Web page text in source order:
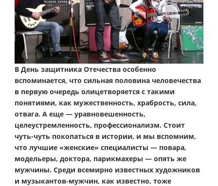
В День защитника Отечества особенно
вспоминается, что сильная половина человечества
в первую очередь олицетворяется с такими
понятиями, как мужественность, храбрость, сила,
отвага. А еще — уравновешенность,
целеустремленность, профессионализм. Стоит
чуть-чуть покопаться в истории, и мы вспомним,
что лучшие «женские» специалисты — повара,
модельеры, доктора, парикмахеры — опять же
мужчины. Среди всемирно известных художников
и музыкантов-мужчин, как известно, тоже